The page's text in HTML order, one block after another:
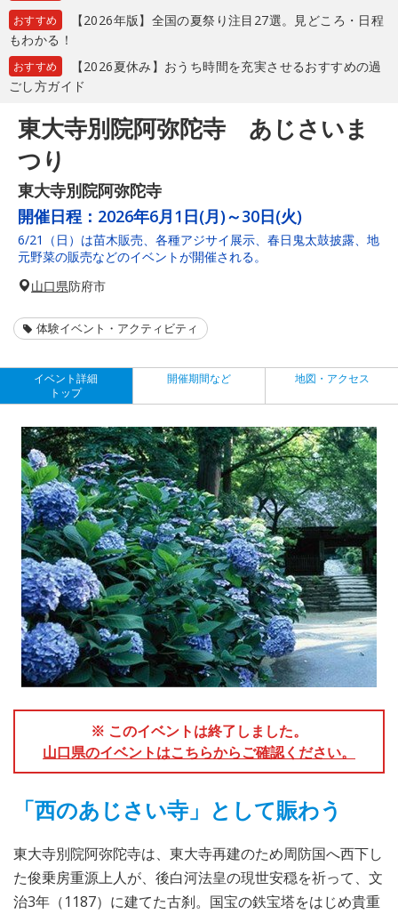
おすすめ
【2026年版】全国の夏祭り注目27選。見どころ・日程
もわかる！
おすすめ
【2026夏休み】おうち時間を充実させるおすすめの過
ごし方ガイド
東大寺別院阿弥陀寺 あじさいま
つり
東大寺別院阿弥陀寺
開催日程： 2026年6月1日(月)～30日(火)
6/21（日）は苗木販売、各種アジサイ展示、春日鬼太鼓披露、地
元野菜の販売などのイベントが開催される。
山口県防府市
体験イベント・アクティビティ
イベント詳細
トップ
開催期間など 地図・アクセス
※ このイベントは終了しました。
山口県のイベントはこちらからご確認ください。
「西のあじさい寺」として賑わう
東大寺別院阿弥陀寺は、東大寺再建のため周防国へ西下し
た俊乗房重源上人が、後白河法皇の現世安穏を祈って、文
治3年（1187）に建てた古刹。国宝の鉄宝塔をはじめ貴重